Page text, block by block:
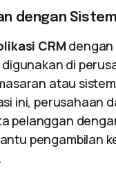
dengan
CRM
di
atau
ini, perusahaan
pelanggan
pengambilan